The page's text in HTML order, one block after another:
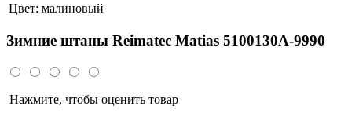
Цвет: малиновый
Зимние штаны Reimatec Matias 5100130A-9990
Нажмите, чтобы оценить товар